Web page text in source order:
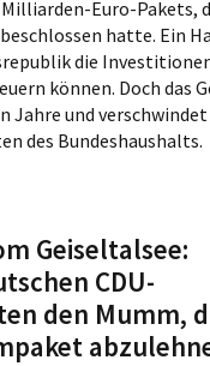
Euro-Pakets,
hatte. Ein
die
können. Doch das
Jahre und
des Bundeshaushalts.
Geiseltalsee:
CDU-
den Mumm,